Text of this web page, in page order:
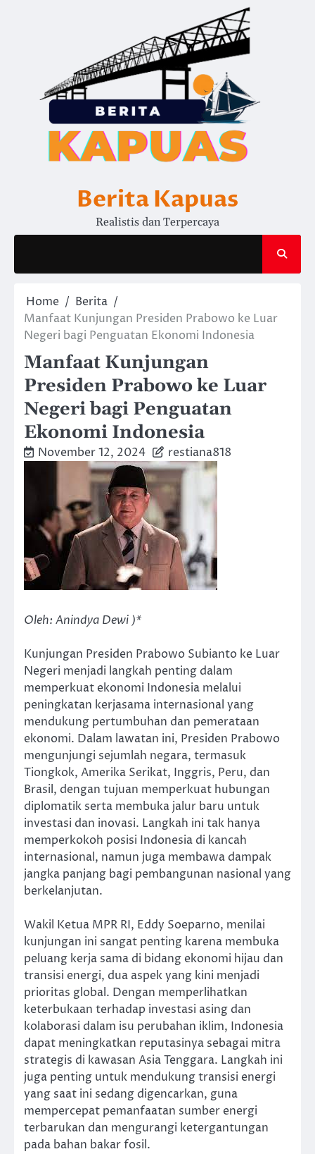
Berita Kapuas
Realistis dan Terpercaya
Home
Berita
Manfaat Kunjungan Presiden Prabowo ke Luar
Negeri bagi Penguatan Ekonomi Indonesia
Manfaat Kunjungan
Presiden Prabowo ke Luar
Negeri bagi Penguatan
Ekonomi Indonesia
November 12, 2024 restiana818
Oleh: Anindya Dewi )*
Kunjungan Presiden Prabowo Subianto ke Luar
Negeri menjadi langkah penting dalam
memperkuat ekonomi Indonesia melalui
peningkatan kerjasama internasional yang
mendukung pertumbuhan dan pemerataan
ekonomi. Dalam lawatan ini, Presiden Prabowo
mengunjungi sejumlah negara, termasuk
Tiongkok, Amerika Serikat, Inggris, Peru, dan
Brasil, dengan tujuan memperkuat hubungan
diplomatik serta membuka jalur baru untuk
investasi dan inovasi. Langkah ini tak hanya
memperkokoh posisi Indonesia di kancah
internasional, namun juga membawa dampak
jangka panjang bagi pembangunan nasional yang
berkelanjutan.
Wakil Ketua MPR RI, Eddy Soeparno, menilai
kunjungan ini sangat penting karena membuka
peluang kerja sama di bidang ekonomi hijau dan
transisi energi, dua aspek yang kini menjadi
prioritas global. Dengan memperlihatkan
keterbukaan terhadap investasi asing dan
kolaborasi dalam isu perubahan iklim, Indonesia
dapat meningkatkan reputasinya sebagai mitra
strategis di kawasan Asia Tenggara. Langkah ini
juga penting untuk mendukung transisi energi
yang saat ini sedang digencarkan, guna
mempercepat pemanfaatan sumber energi
terbarukan dan mengurangi ketergantungan
pada bahan bakar fosil.